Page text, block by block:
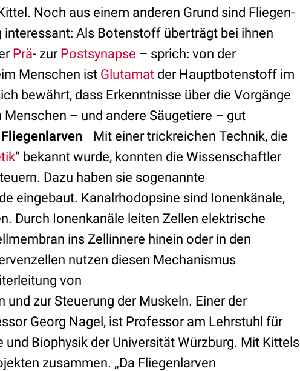
Noch aus einem anderen Grund sind Fliegen-
Als Botenstoff überträgt bei ihnen
Prä- zur Postsynapse – sprich: von der
Menschen ist Glutamat der Hauptbotenstoff im
bewährt, dass Erkenntnisse über die Vorgänge
– und andere Säugetiere – gut
Mit einer trickreichen Technik, die
“ bekannt wurde, konnten die Wissenschaftler
Dazu haben sie sogenannte
eingebaut. Kanalrhodopsine sind Ionenkänale,
Durch Ionenkanäle leiten Zellen elektrische
ins Zellinnere hinein oder in den
nutzen diesen Mechanismus
von
und zur Steuerung der Muskeln. Einer der
Georg Nagel, ist Professor am Lehrstuhl für
Biophysik der Universität Würzburg. Mit Kittels
zusammen. „Da Fliegenlarven